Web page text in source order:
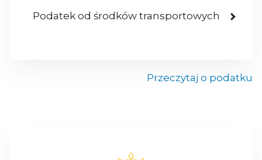
Podatek od środków transportowych
Przeczytaj o podatku